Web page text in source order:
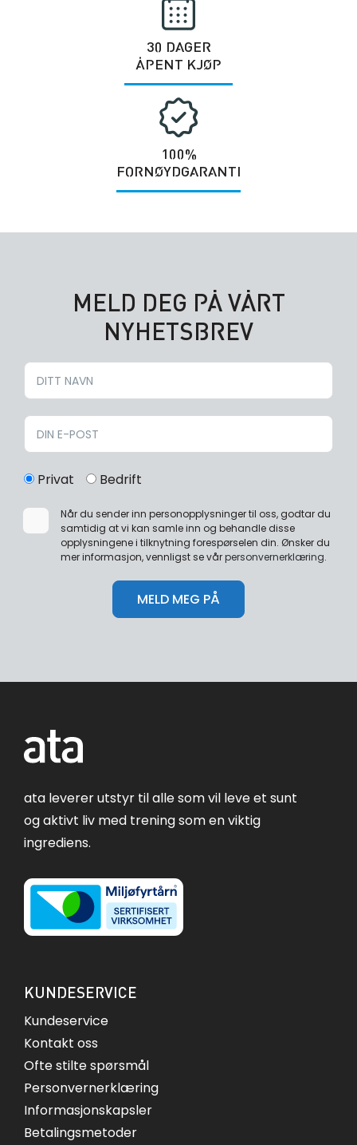
30 DAGER
ÅPENT KJØP
100%
FORNØYDGARANTI
MELD DEG PÅ VÅRT
NYHETSBREV
Privat Bedrift
Når du sender inn personopplysninger til oss, godtar du
samtidig at vi kan samle inn og behandle disse
opplysningene i tilknytning forespørselen din. Ønsker du
mer informasjon, vennligst se vårpersonvernerklæring.
ata leverer utstyr til alle som vil leve et sunt
og aktivt liv med trening som en viktig
ingrediens.
KUNDESERVICE
Kundeservice
Kontakt oss
Ofte stilte spørsmål
Personvernerklæring
Informasjonskapsler
Betalingsmetoder